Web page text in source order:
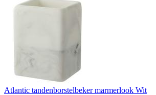
Atlantic tandenborstelbeker marmerlook Wit